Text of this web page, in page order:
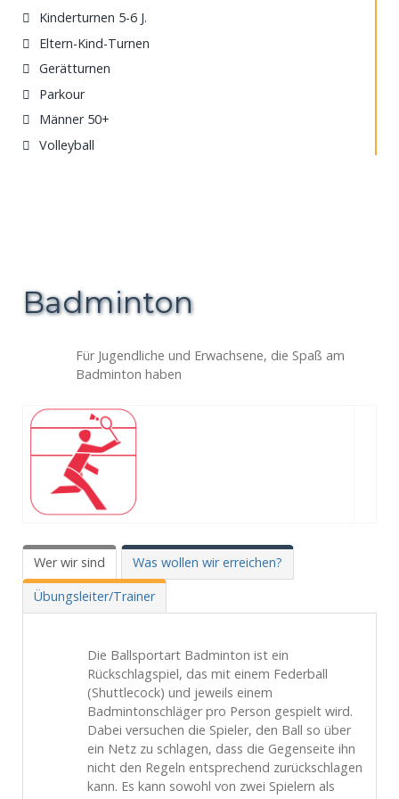
Kinderturnen 5-6 J.
Eltern-Kind-Turnen
Gerätturnen
Parkour
Männer 50+
Volleyball
Badminton
Für Jugendliche und Erwachsene, die Spaß am
Badminton haben
Wer wir sind
Was wollen wir erreichen?
Übungsleiter/Trainer
Die Ballsportart Badminton ist ein
Rückschlagspiel, das mit einem Federball
(Shuttlecock) und jeweils einem
Badmintonschläger pro Person gespielt wird.
Dabei versuchen die Spieler, den Ball so über
ein Netz zu schlagen, dass die Gegenseite ihn
nicht den Regeln entsprechend zurückschlagen
kann. Es kann sowohl von zwei Spielern als